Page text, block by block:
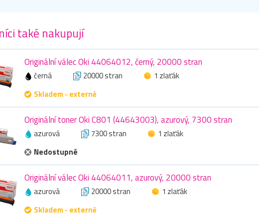
také nakupují
Originální válec Oki 44064012, černý, 20000 stran
černá 20000 stran
1 zlaťák
Skladem - externě
Originální toner Oki C801 (44643003), azurový, 7300 stran
azurová 7300 stran
1 zlaťák
Nedostupné
Originální válec Oki 44064011, azurový, 20000 stran
azurová 20000 stran
1 zlaťák
Skladem - externě